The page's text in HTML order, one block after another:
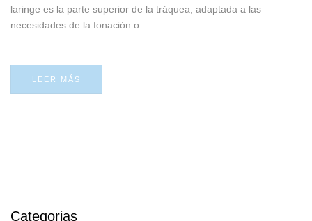
laringe es la parte superior de la tráquea, adaptada a las
necesidades de la fonación o...
LEER MÁS
Categorias